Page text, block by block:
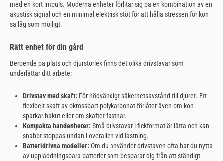
med en kort impuls. Moderna enheter förlitar sig på en kombination av en
akustisk signal och en minimal elektrisk stöt för att hålla stressen för kon
så låg som möjligt.
Rätt enhet för din gård
Beroende på plats och djurstorlek finns det olika drivstavar som
underlättar ditt arbete:
Drivstav med skaft: För nödvändigt säkerhetsavstånd till djuret. Ett
flexibelt skaft av okrossbart polykarbonat förlåter även om kon
sparkar bakut eller om skaftet fastnar.
Kompakta handenheter: Små drivstavar i fickformat är lätta och kan
snabbt stoppas undan i overallen vid lastning.
Batteridrivna modeller: Om du använder drivstaven ofta har du nytta
av uppladdningsbara batterier som besparar dig från att ständigt